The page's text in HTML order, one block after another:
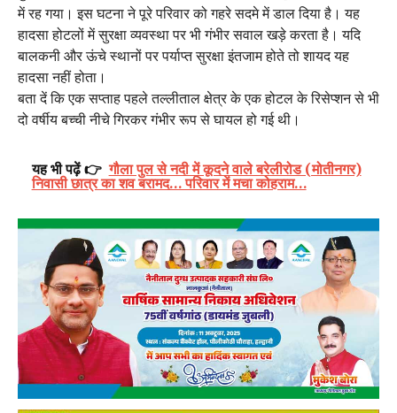
में रह गया। इस घटना ने पूरे परिवार को गहरे सदमे में डाल दिया है। यह
हादसा होटलों में सुरक्षा व्यवस्था पर भी गंभीर सवाल खड़े करता है। यदि
बालकनी और ऊंचे स्थानों पर पर्याप्त सुरक्षा इंतजाम होते तो शायद यह
हादसा नहीं होता।
बता दें कि एक सप्ताह पहले तल्लीताल क्षेत्र के एक होटल के रिसेप्शन से भी
दो वर्षीय बच्ची नीचे गिरकर गंभीर रूप से घायल हो गई थी।
यह भी पढ़ें 👉 गौला पुल से नदी में कूदने वाले बरेलीरोड (मोतीनगर)
निवासी छात्र का शव बरामद… परिवार में मचा कोहराम…